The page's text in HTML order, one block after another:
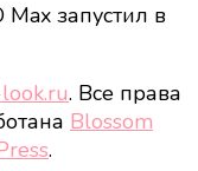
запустил в
. Все права
Blossom
.